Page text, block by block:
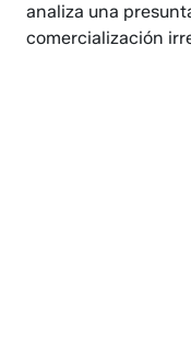
analiza una
comercialización